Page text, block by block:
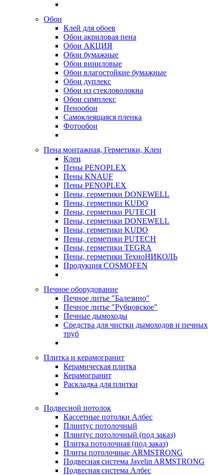
Обои
Клей для обоев
Обои акриловая пена
Обои АКЦИЯ
Обои бумажные
Обои виниловые
Обои влагостойкие бумажные
Обои дуплекс
Обои из стекловолокна
Обои симплекс
Пенообои
Самоклеящаяся пленка
Фотообои
Пена монтажная, Герметики, Клеи
Клеи
Пены PENOPLEX
Пены KNAUF
Пены PENOPLEX
Пены, герметики DONEWELL
Пены, герметики KUDO
Пены, герметики PUTECH
Пены, герметики DONEWELL
Пены, герметики KUDO
Пены, герметики PUTECH
Пены, герметики TEGRA
Пены, герметики ТехноНИКОЛЬ
Продукция COSMOFEN
Печное оборудование
Печное литье "Балезино"
Печное литье "Рубцовское"
Печные дымоходы
Средства для чистки дымоходов и печных
труб
Плитка и керамогранит
Керамическая плитка
Керамогранит
Раскладка для плитки
Подвесной потолок
Кассетные потолки Албес
Плинтус потолочный
Плинтус потолочный (под заказ)
Плитка потолочная (под заказ)
Плиты потолочные ARMSTRONG
Подвесная система Javelin ARMSTRONG
Подвесная система Албес